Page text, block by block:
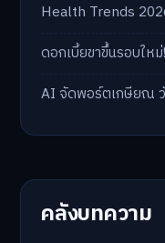
Health Trends
ดอกเบี้ยขาขึ้นรอบให
AI จัดพอร์ตเกษียณ วั
คลังบทความ